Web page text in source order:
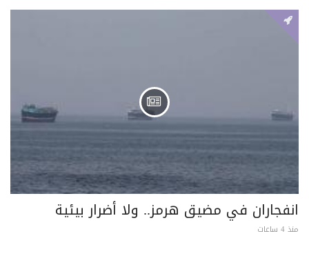
انفجاران في مضيق هرمز.. ولا أضرار بيئية
منذ 4 ساعات